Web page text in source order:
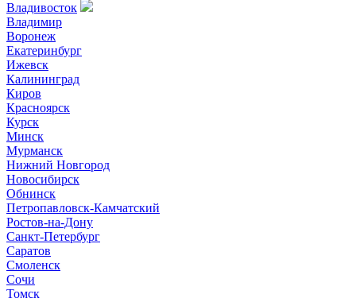
Владивосток
Владимир
Воронеж
Екатеринбург
Ижевск
Калининград
Киров
Красноярск
Курск
Минск
Мурманск
Нижний Новгород
Новосибирск
Обнинск
Петропавловск-Камчатский
Ростов-на-Дону
Санкт-Петербург
Саратов
Смоленск
Сочи
Томск